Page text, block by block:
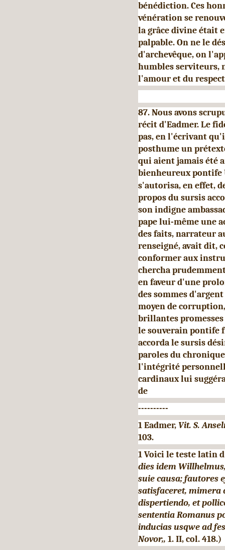
bénédiction. Ces
vénération se
la grâce divine était
palpable. On ne le
d'archevêque, on
humbles serviteurs,
l'amour et du
87. Nous avons
récit d'Eadmer. Le
pas, en l'écrivant
posthume un
qui aient jamais été
bienheureux pontife
s'autorisa, en effet,
propos du sursis
son indigne
pape lui-même une
des faits, narrateur
renseigné, avait dit,
conformer aux
chercha
en faveur d'une
des sommes
moyen de
brillantes
le souverain pontife
accorda le sursis
paroles du
l'intégrité
cardinaux lui
de
----------
1 Eadmer, Vit. S.
103.
1 Voici le teste latin
dies idem
suie causa; fautores
satisfaceret, mimera
dispertiendo, et
sententia Romanus
inducias usqwe ad
Novor,, 1. II, col. 418.)